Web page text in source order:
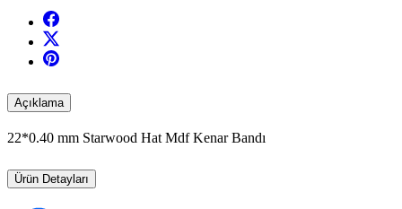
Açıklama
22*0.40 mm Starwood Hat Mdf Kenar Bandı
Ürün Detayları